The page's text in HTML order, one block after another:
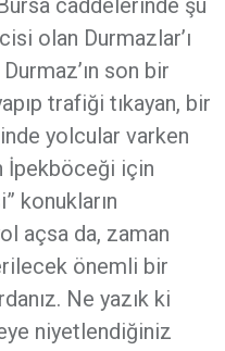
olan Durmazlar’ı
son bir
trafiği tıkayan, bir
yolcular varken
İpekböceği için
konukların
açsa da, zaman
önemli bir
Ne yazık ki
niyetlendiğiniz